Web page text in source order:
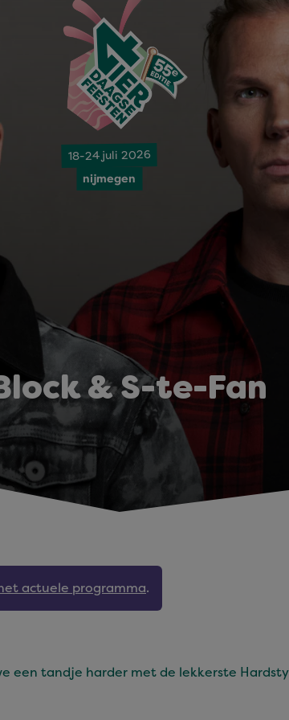
18-24 juli 2026
nijmegen
& S-te-Fan
actuele programma.
een tandje harder met de lekkerste